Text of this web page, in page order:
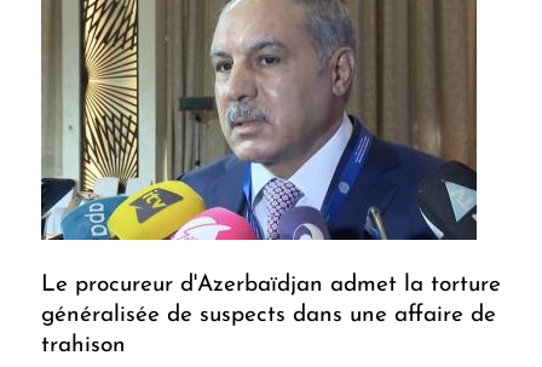
Le procureur d'Azerbaïdjan admet la torture
généralisée de suspects dans une affaire de
trahison